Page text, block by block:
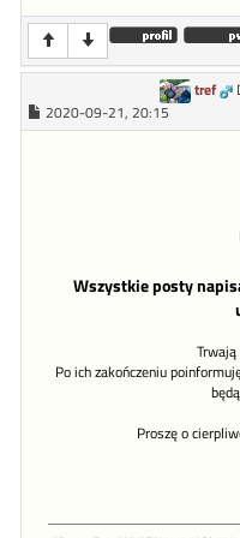
tref
2020-09-21, 20:15
Wszystkie posty
Trwają
Po ich zakończeniu
Proszę o